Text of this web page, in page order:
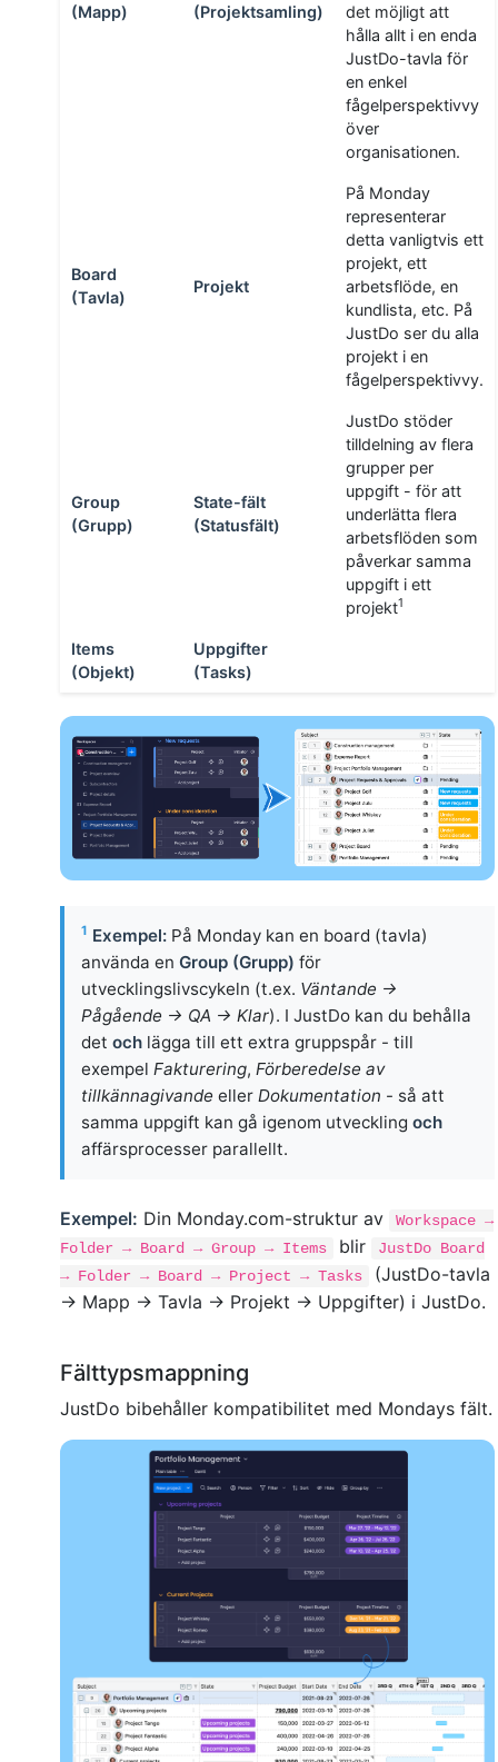
(Mapp)
(Projektsamling)
det möjligt att
hålla allt i en enda
JustDo-tavla för
en enkel
fågelperspektivvy
över
organisationen.
Board
(Tavla)
Projekt
På Monday
representerar
detta vanligtvis ett
projekt, ett
arbetsflöde, en
kundlista, etc. På
JustDo ser du alla
projekt i en
fågelperspektivvy.
Group
(Grupp)
State-fält
(Statusfält)
JustDo stöder
tilldelning av flera
grupper per
uppgift - för att
underlätta flera
arbetsflöden som
påverkar samma
uppgift i ett
projekt1
Items
(Objekt)
Uppgifter
(Tasks)
1 Exempel: På Monday kan en board (tavla)
använda en Group (Grupp) för
utvecklingslivscykeln (t.ex. Väntande →
Pågående → QA → Klar). I JustDo kan du behålla
det och lägga till ett extra gruppspår - till
exempel Fakturering, Förberedelse av
tillkännagivande eller Dokumentation - så att
samma uppgift kan gå igenom utveckling och
affärsprocesser parallellt.
Exempel: Din Monday.com-struktur av
Workspace →
Folder → Board → Group → Items
blir
JustDo Board
→ Folder → Board → Project → Tasks
(JustDo-tavla
→ Mapp → Tavla → Projekt → Uppgifter) i JustDo.
Fälttypsmappning
JustDo bibehåller kompatibilitet med Mondays fält.